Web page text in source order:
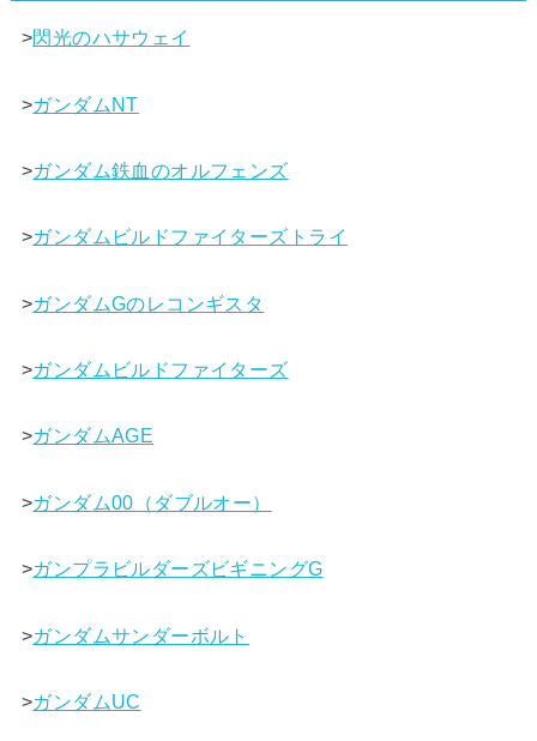
>閃光のハサウェイ
>ガンダムNT
>ガンダム鉄血のオルフェンズ
>ガンダムビルドファイターズトライ
>ガンダムGのレコンギスタ
>ガンダムビルドファイターズ
>ガンダムAGE
>ガンダム00（ダブルオー）
>ガンプラビルダーズビギニングG
>ガンダムサンダーボルト
>ガンダムUC